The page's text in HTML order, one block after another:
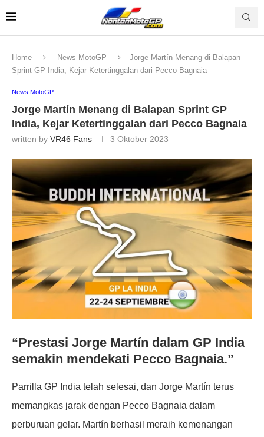
Home News MotoGP
Jorge Martín Menang di Balapan
Sprint GP India, Kejar Ketertinggalan dari Pecco Bagnaia
News MotoGP
Jorge Martín Menang di Balapan Sprint GP
India, Kejar Ketertinggalan dari Pecco Bagnaia
written by VR46 Fans 3 Oktober 2023
“Prestasi Jorge Martín dalam GP India
semakin mendekati Pecco Bagnaia.”
Parrilla GP India telah selesai, dan Jorge Martín terus
memangkas jarak dengan Pecco Bagnaia dalam
perburuan gelar. Martín berhasil meraih kemenangan